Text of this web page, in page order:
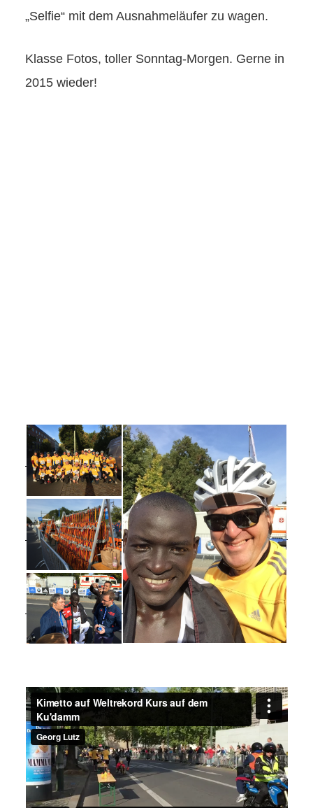
„Selfie“ mit dem Ausnahmeläufer zu wagen.
Klasse Fotos, toller Sonntag-Morgen. Gerne in
2015 wieder!